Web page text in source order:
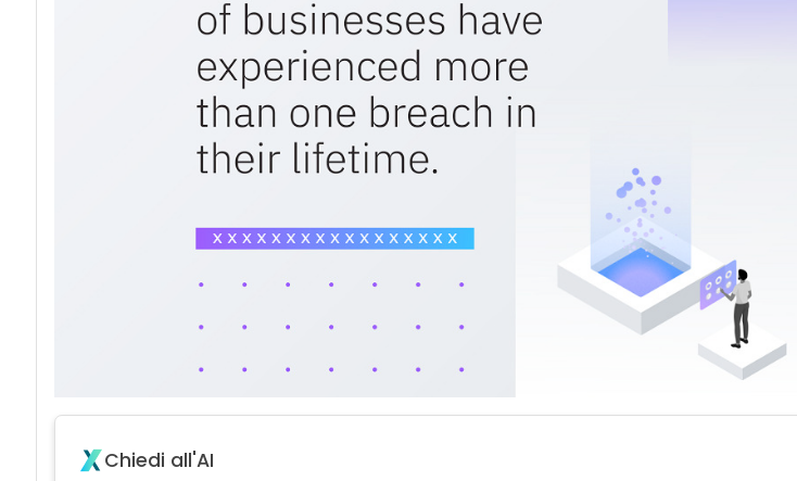
Chiedi all'AI
Attacchi hacker e Malware: le ultime news in tempo reale e gli approfondimenti